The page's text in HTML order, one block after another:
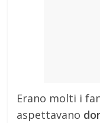
Erano molti i
aspettavano